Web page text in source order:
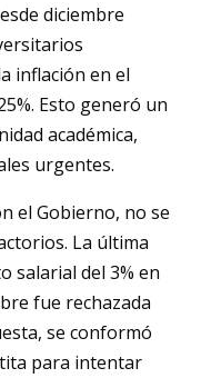
diciembre
inflación en el
Esto generó un
académica,
urgentes.
el Gobierno, no se
La última
salarial del 3% en
fue rechazada
se conformó
para intentar